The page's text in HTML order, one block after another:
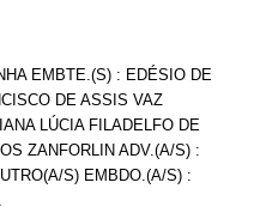
EMBTE.(S) : EDÉSIO DE
DE ASSIS VAZ
LÚCIA FILADELFO DE
ZANFORLIN ADV.(A/S) :
S) EMBDO.(A/S) :